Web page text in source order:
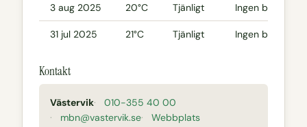
3 aug 2025 20°C Tjänligt Ingen blomning
31 jul 2025 21°C Tjänligt Ingen blomning
Kontakt
Västervik
010-355 40 00
mbn@vastervik.se
Webbplats